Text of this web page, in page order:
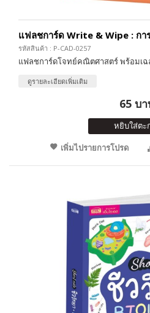
แฟลชการ์ด Write & Wipe : กา
รหัสสินค้า : P-CAD-0257
แฟลชการ์ดโจทย์คณิตศาสตร์ พร้อมเฉ
ดูรายละเอียดเพิ่มเติม
65 บ
หยิบใส่ตะ
เพิ่มไปรายการโปรด